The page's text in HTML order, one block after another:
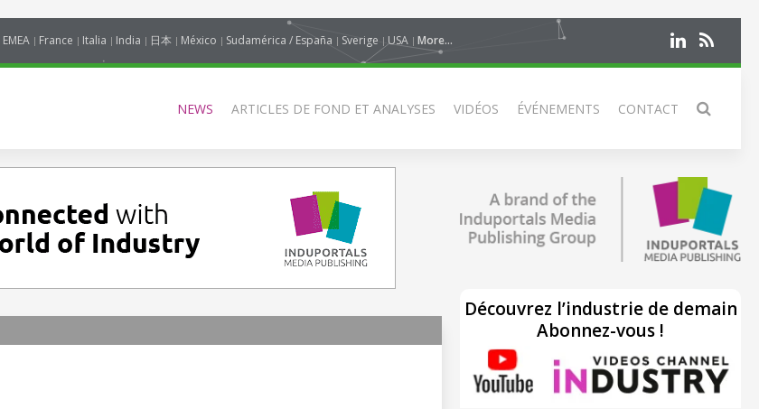
EMEA France Italia India 日本 México Sudamérica / España Sverige USA More...
NEWS ARTICLES DE FOND ET ANALYSES VIDÉOS ÉVÉNEMENTS CONTACT
Découvrez l’industrie de demain
Abonnez-vous !